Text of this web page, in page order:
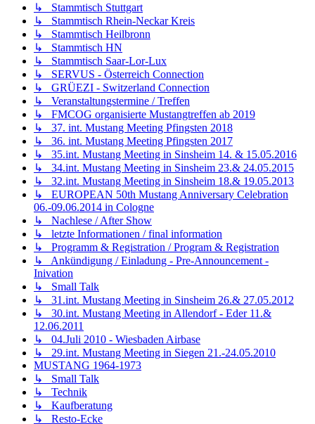
↳ Stammtisch Stuttgart
↳ Stammtisch Rhein-Neckar Kreis
↳ Stammtisch Heilbronn
↳ Stammtisch HN
↳ Stammtisch Saar-Lor-Lux
↳ SERVUS - Österreich Connection
↳ GRÜEZI - Switzerland Connection
↳ Veranstaltungstermine / Treffen
↳ FMCOG organisierte Mustangtreffen ab 2019
↳ 37. int. Mustang Meeting Pfingsten 2018
↳ 36. int. Mustang Meeting Pfingsten 2017
↳ 35.int. Mustang Meeting in Sinsheim 14. & 15.05.2016
↳ 34.int. Mustang Meeting in Sinsheim 23.& 24.05.2015
↳ 32.int. Mustang Meeting in Sinsheim 18.& 19.05.2013
↳ EUROPEAN 50th Mustang Anniversary Celebration
06.-09.06.2014 in Cologne
↳ Nachlese / After Show
↳ letzte Informationen / final information
↳ Programm & Registration / Program & Registration
↳ Ankündigung / Einladung - Pre-Announcement -
Inivation
↳ Small Talk
↳ 31.int. Mustang Meeting in Sinsheim 26.& 27.05.2012
↳ 30.int. Mustang Meeting in Allendorf - Eder 11.&
12.06.2011
↳ 04.Juli 2010 - Wiesbaden Airbase
↳ 29.int. Mustang Meeting in Siegen 21.-24.05.2010
MUSTANG 1964-1973
↳ Small Talk
↳ Technik
↳ Kaufberatung
↳ Resto-Ecke